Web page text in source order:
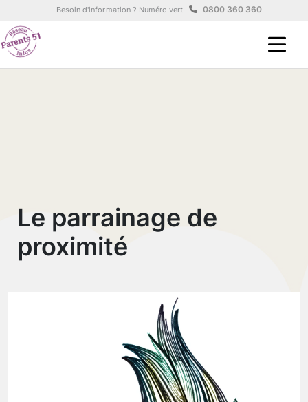
Aller au contenu principal
Besoin d'information ? Numéro vert 0800 360 360
Le parrainage de
proximité
Panneau de gestion des cookies